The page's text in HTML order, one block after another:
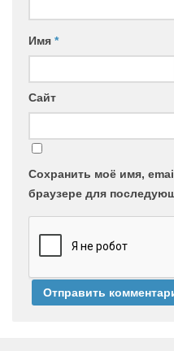
Имя *
Сайт
Сохранить моё имя,
браузере для